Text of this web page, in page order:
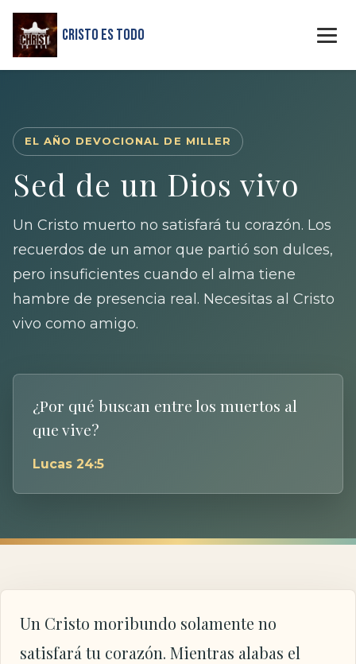
Cristo Es Todo
EL AÑO DEVOCIONAL DE MILLER
Sed de un Dios vivo
Un Cristo muerto no satisfará tu corazón. Los
recuerdos de un amor que partió son dulces,
pero insuficientes cuando el alma tiene
hambre de presencia real. Necesitas al Cristo
vivo como amigo.
¿Por qué buscan entre los muertos al
que vive?
Lucas 24:5
Un Cristo moribundo solamente no
satisfará tu corazón. Mientras alabas el